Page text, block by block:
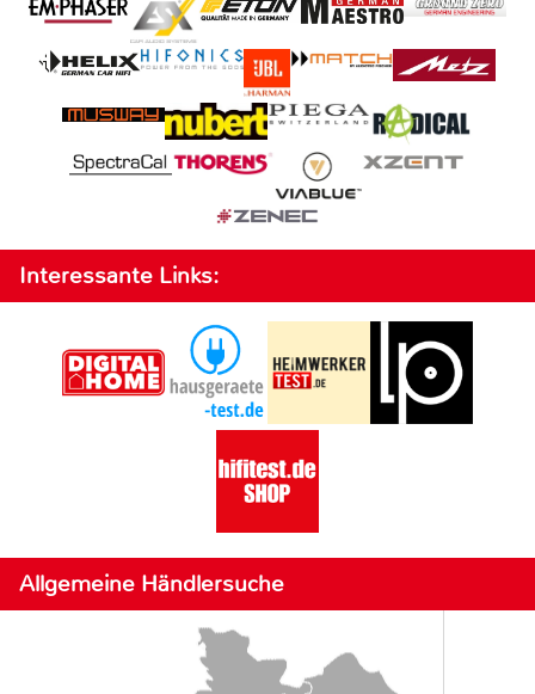
Interessante Links:
Allgemeine Händlersuche